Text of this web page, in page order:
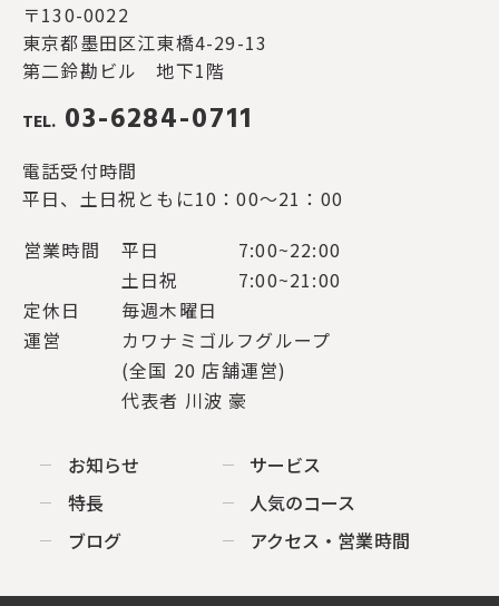
〒130-0022
東京都墨田区江東橋4-29-13
第二鈴勘ビル 地下1階
TEL. 03-6284-0711
電話受付時間
平日、土日祝ともに10：00～21：00
営業時間
平日
7:00~22:00
土日祝
7:00~21:00
定休日
毎週木曜日
運営
カワナミゴルフグループ
(全国 20 店舗運営)
代表者 川波 豪
お知らせ
サービス
特長
人気のコース
ブログ
アクセス・営業時間